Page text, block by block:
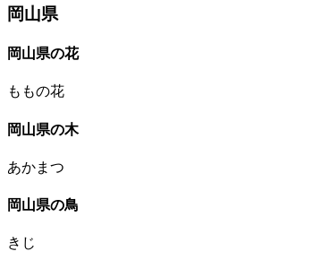
岡山県
岡山県の花
ももの花
岡山県の木
あかまつ
岡山県の鳥
きじ